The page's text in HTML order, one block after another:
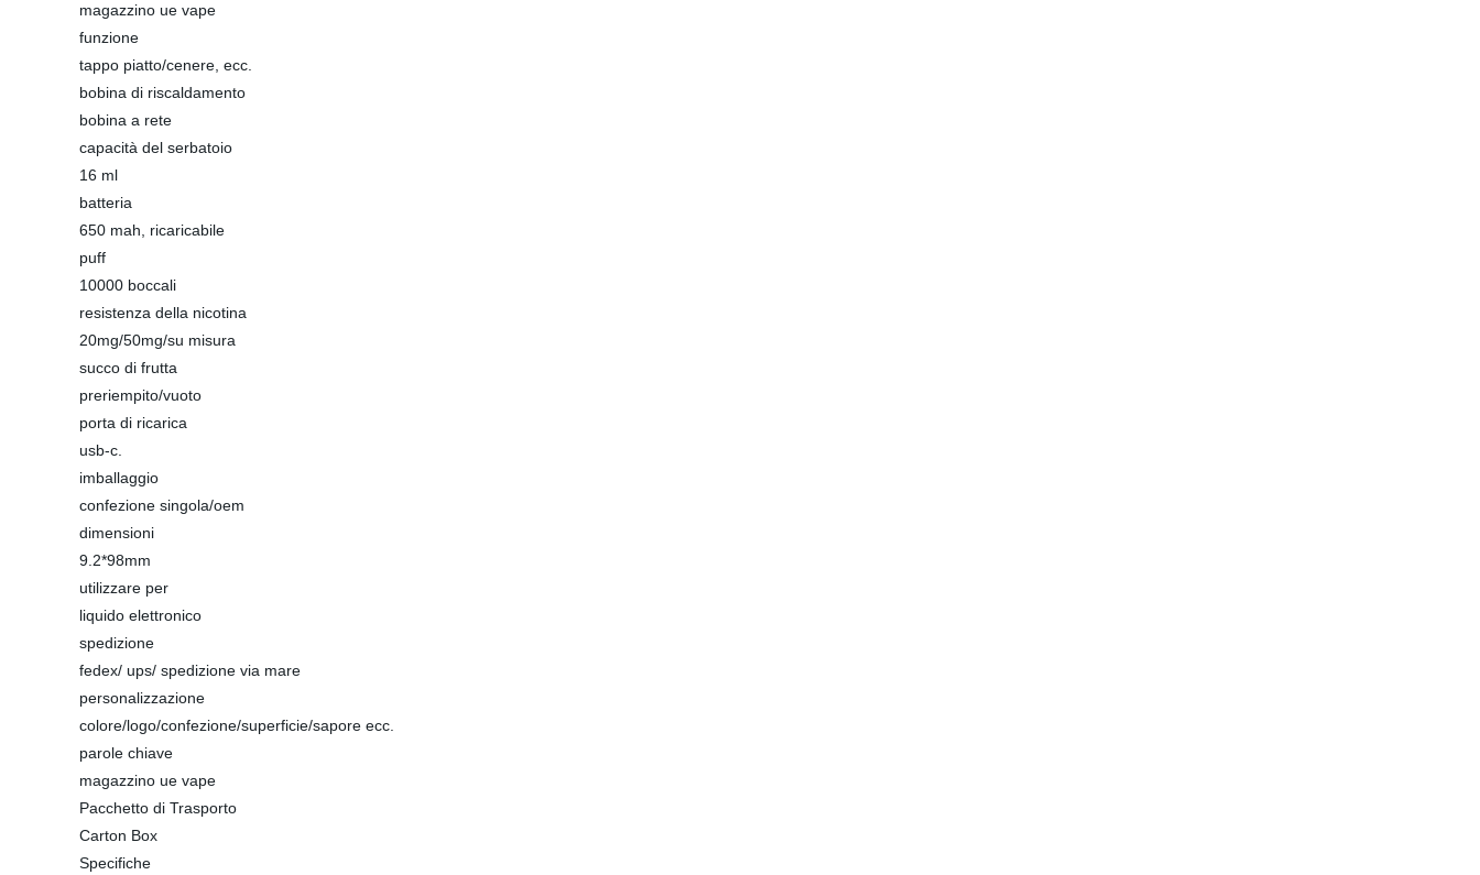
magazzino ue vape
funzione
tappo piatto/cenere, ecc.
bobina di riscaldamento
bobina a rete
capacità del serbatoio
16 ml
batteria
650 mah, ricaricabile
puff
10000 boccali
resistenza della nicotina
20mg/50mg/su misura
succo di frutta
preriempito/vuoto
porta di ricarica
usb-c.
imballaggio
confezione singola/oem
dimensioni
9.2*98mm
utilizzare per
liquido elettronico
spedizione
fedex/ ups/ spedizione via mare
personalizzazione
colore/logo/confezione/superficie/sapore ecc.
parole chiave
magazzino ue vape
Pacchetto di Trasporto
Carton Box
Specifiche